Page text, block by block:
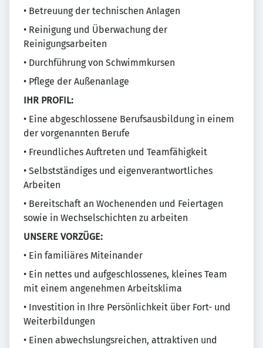
• Betreuung der technischen Anlagen
• Reinigung und Überwachung der
Reinigungsarbeiten
• Durchführung von Schwimmkursen
• Pflege der Außenanlage
IHR PROFIL:
• Eine abgeschlossene Berufsausbildung in einem
der vorgenannten Berufe
• Freundliches Auftreten und Teamfähigkeit
• Selbstständiges und eigenverantwortliches
Arbeiten
• Bereitschaft an Wochenenden und Feiertagen
sowie in Wechselschichten zu arbeiten
UNSERE VORZÜGE:
• Ein familiäres Miteinander
• Ein nettes und aufgeschlossenes, kleines Team
mit einem angenehmen Arbeitsklima
• Investition in Ihre Persönlichkeit über Fort- und
Weiterbildungen
• Einen abwechslungsreichen, attraktiven und